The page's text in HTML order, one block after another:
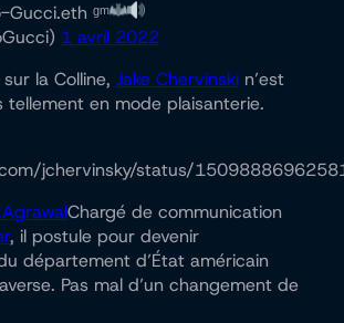
ᵍᵐ
1 avril 2022
la Colline, Jake Chervinski n’est
en mode plaisanterie.
jchervinsky/status/
Chargé de communication
, il postule pour devenir
département d’État américain
Pas mal d’un changement de